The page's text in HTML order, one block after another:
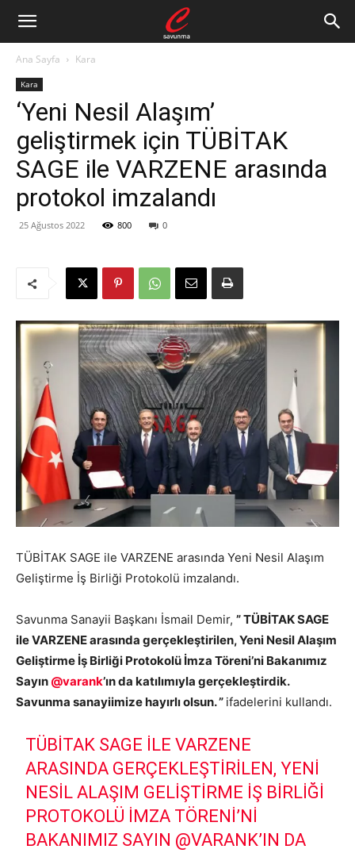
Ana Sayfa Kara
Kara
‘Yeni Nesil Alaşım’
geliştirmek için TÜBİTAK
SAGE ile VARZENE arasında
protokol imzalandı
25 Ağustos 2022 800 0
TÜBİTAK SAGE ile VARZENE arasında Yeni Nesil Alaşım
Geliştirme İş Birliği Protokolü imzalandı.
Savunma Sanayii Başkanı İsmail Demir, ” TÜBİTAK SAGE
ile VARZENE arasında gerçekleştirilen, Yeni Nesil Alaşım
Geliştirme İş Birliği Protokolü İmza Töreni’ni Bakanımız
Sayın @varank’ın da katılımıyla gerçekleştirdik.
Savunma sanayiimize hayırlı olsun. ” ifadelerini kullandı.
TÜBİTAK SAGE ILE VARZENE
ARASINDA GERÇEKLEŞTIRILEN, YENI
NESIL ALAŞIM GELIŞTIRME İŞ BIRLIĞI
PROTOKOLÜ İMZA TÖRENI’NI
BAKANIMIZ SAYIN @VARANK’IN DA